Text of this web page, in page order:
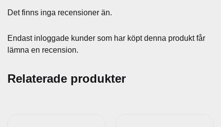
Det finns inga recensioner än.
Endast inloggade kunder som har köpt denna produkt får
lämna en recension.
Relaterade produkter